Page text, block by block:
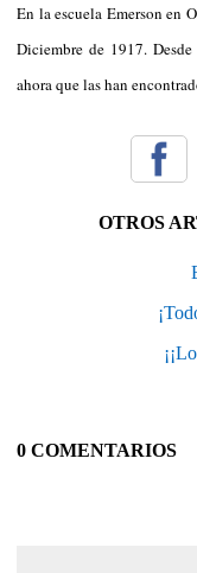
En la escuela Emerson en
Diciembre de 1917.
ahora que las han
OTROS
0 COMENTARIOS